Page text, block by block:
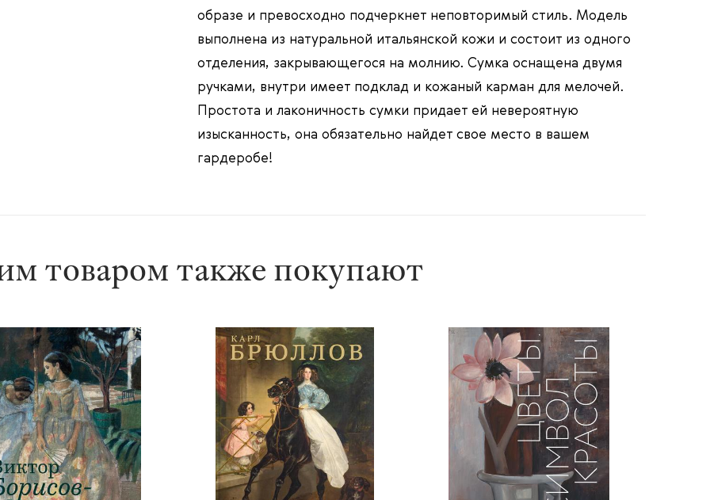
образе и превосходно подчеркнет неповторимый стиль. Модель
выполнена из натуральной итальянской кожи и состоит из одного
отделения, закрывающегося на молнию. Сумка оснащена двумя
ручками, внутри имеет подклад и кожаный карман для мелочей.
Простота и лаконичность сумки придает ей невероятную
изысканность, она обязательно найдет свое место в вашем
гардеробе!
товаром также покупают